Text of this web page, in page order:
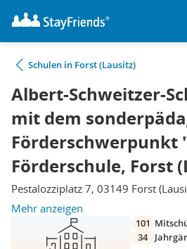
Schulen in Forst (Lausitz)
Albert-Schweitzer-
mit dem
Förderschwerpunkt
Förderschule, Forst
Pestalozziplatz 7, 03149 Forst
Mehr anzeigen
101
34